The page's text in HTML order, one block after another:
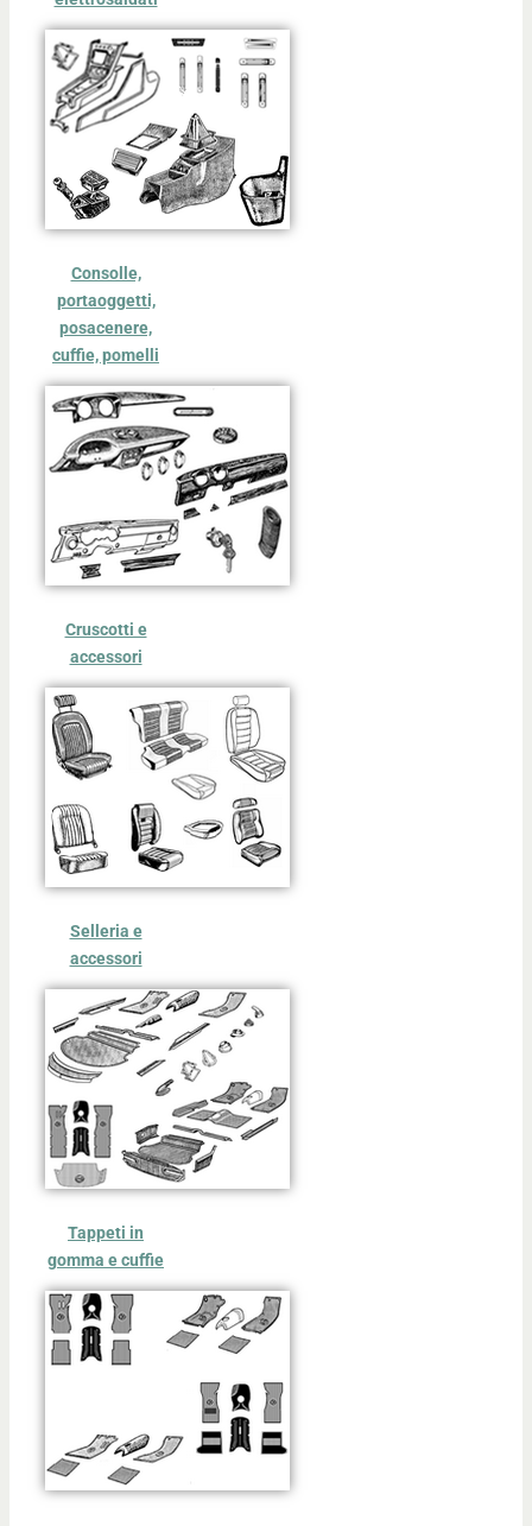
Consolle,
portaoggetti,
posacenere,
cuffie, pomelli
Cruscotti e
accessori
Selleria e
accessori
Tappeti in
gomma e cuffie